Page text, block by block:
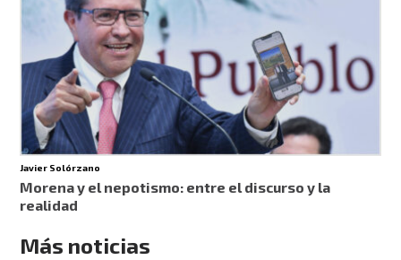
Javier Solórzano
Morena y el nepotismo: entre el discurso y la
realidad
Más noticias